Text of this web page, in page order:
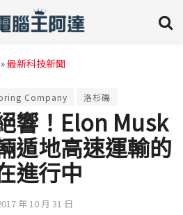
»最新科技新聞
Company 洛杉磯
響！Elon Musk
遁地高速運輸的
進行中
年 10 月 31 日